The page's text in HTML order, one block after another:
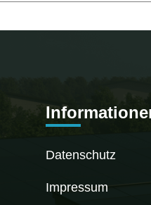
Datenschutz
Impressum